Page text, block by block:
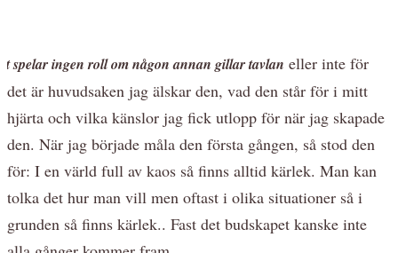
spelar ingen roll om någon annan gillar tavlan eller inte för
det är huvudsaken jag älskar den, vad den står för i mitt
hjärta och vilka känslor jag fick utlopp för när jag skapade
den. När jag började måla den första gången, så stod den
för: I en värld full av kaos så finns alltid kärlek. Man kan
tolka det hur man vill men oftast i olika situationer så i
grunden så finns kärlek.. Fast det budskapet kanske inte